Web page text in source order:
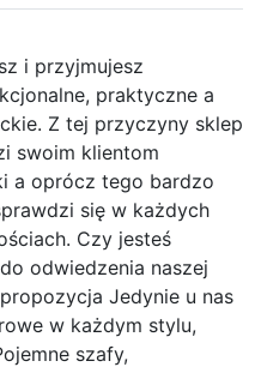
i przyjmujesz
praktyczne a
Z tej przyczyny sklep
swoim klientom
a oprócz tego bardzo
się w każdych
Czy jesteś
odwiedzenia naszej
Jedynie u nas
w każdym stylu,
szafy,